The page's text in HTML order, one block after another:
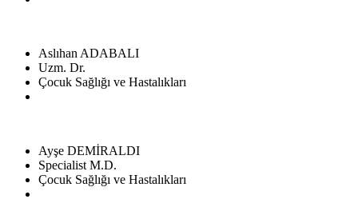
Aslıhan ADABALI
Uzm. Dr.
Çocuk Sağlığı ve Hastalıkları
Ayşe DEMİRALDI
Specialist M.D.
Çocuk Sağlığı ve Hastalıkları